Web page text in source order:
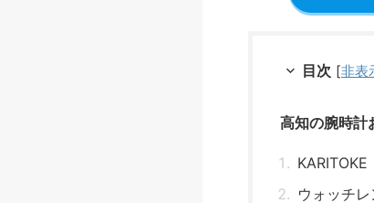
目次 [非表
高知の腕時計
KARITOKE
ウォッチレ